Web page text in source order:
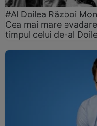
#Al Doilea Război
Cea mai mare
timpul celui de-al